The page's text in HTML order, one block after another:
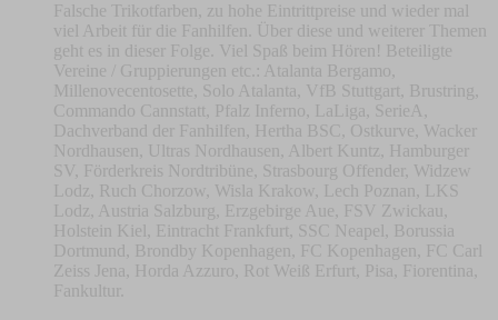
Falsche Trikotfarben, zu hohe Eintrittpreise und wieder mal
viel Arbeit für die Fanhilfen. Über diese und weiterer Themen
geht es in dieser Folge. Viel Spaß beim Hören! Beteiligte
Vereine / Gruppierungen etc.: Atalanta Bergamo,
Millenovecentosette, Solo Atalanta, VfB Stuttgart, Brustring,
Commando Cannstatt, Pfalz Inferno, LaLiga, SerieA,
Dachverband der Fanhilfen, Hertha BSC, Ostkurve, Wacker
Nordhausen, Ultras Nordhausen, Albert Kuntz, Hamburger
SV, Förderkreis Nordtribüne, Strasbourg Offender, Widzew
Lodz, Ruch Chorzow, Wisla Krakow, Lech Poznan, LKS
Lodz, Austria Salzburg, Erzgebirge Aue, FSV Zwickau,
Holstein Kiel, Eintracht Frankfurt, SSC Neapel, Borussia
Dortmund, Brondby Kopenhagen, FC Kopenhagen, FC Carl
Zeiss Jena, Horda Azzuro, Rot Weiß Erfurt, Pisa, Fiorentina,
Fankultur.